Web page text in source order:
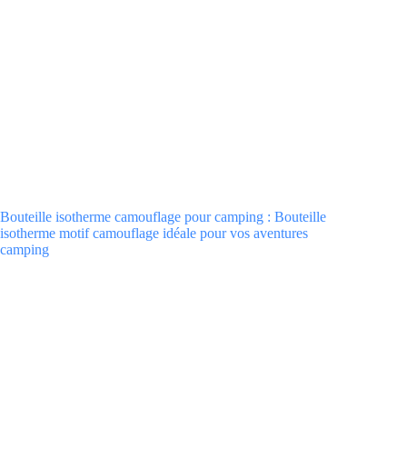
Bouteille isotherme camouflage pour camping : Bouteille
isotherme motif camouflage idéale pour vos aventures
camping